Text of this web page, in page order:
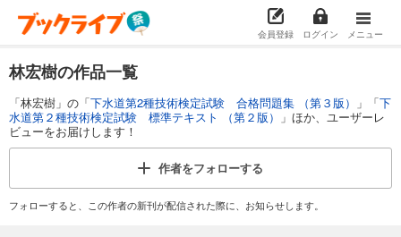
会員登録 ログイン メニュー
林宏樹の作品一覧
「林宏樹」の「下水道第2種技術検定試験 合格問題集 （第３版） 」「下
水道第２種技術検定試験 標準テキスト （第２版）
」ほか、ユーザーレ
ビューをお届けします！
作者をフォローする
フォローすると、この作者の新刊が配信された際に、お知らせします。